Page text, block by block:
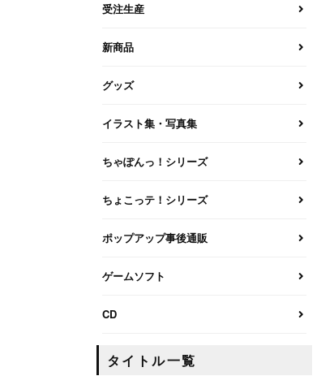
受注生産
新商品
グッズ
イラスト集・写真集
ちゃぽんっ！シリーズ
ちょこっテ！シリーズ
ポップアップ事後通販
ゲームソフト
CD
タイトル一覧